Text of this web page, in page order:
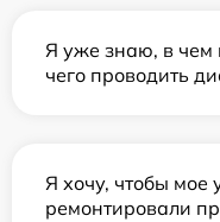
Я уже знаю, в чем
чего проводить
Я хочу, чтобы мое
ремонтировали